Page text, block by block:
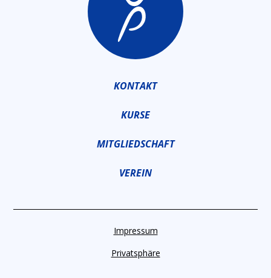
KONTAKT
KURSE
MITGLIEDSCHAFT
VEREIN
Impressum
Privatsphäre